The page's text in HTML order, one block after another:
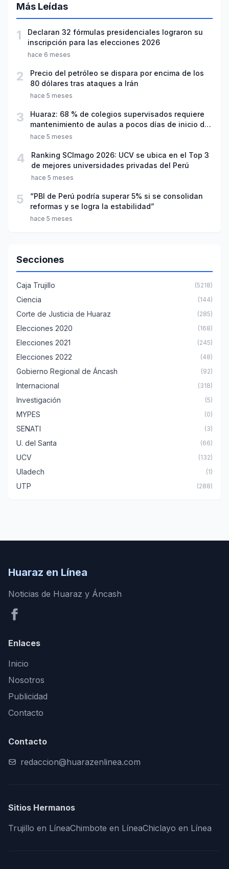
Más Leídas
1
Declaran 32 fórmulas presidenciales lograron su
inscripción para las elecciones 2026
hace 6 meses
2
Precio del petróleo se dispara por encima de los
80 dólares tras ataques a Irán
hace 5 meses
3
Huaraz: 68 % de colegios supervisados requiere
mantenimiento de aulas a pocos días de inicio del
año escolar 2026
hace 5 meses
4
Ranking SCImago 2026: UCV se ubica en el Top 3
de mejores universidades privadas del Perú
hace 5 meses
5
“PBI de Perú podría superar 5% si se consolidan
reformas y se logra la estabilidad”
hace 5 meses
Secciones
Caja Trujillo (5218)
Ciencia (144)
Corte de Justicia de Huaraz (285)
Elecciones 2020 (168)
Elecciones 2021 (245)
Elecciones 2022 (48)
Gobierno Regional de Áncash (92)
Internacional (318)
Investigación (5)
MYPES (0)
SENATI (3)
U. del Santa (66)
UCV (132)
Uladech (1)
UTP (288)
Huaraz en Línea
Noticias de Huaraz y Áncash
Enlaces
Inicio
Nosotros
Publicidad
Contacto
Contacto
redaccion@huarazenlinea.com
Sitios Hermanos
Trujillo en LíneaChimbote en LíneaChiclayo en Línea